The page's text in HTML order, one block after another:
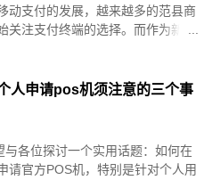
动支付的发展，越来越多的范县商
关注支付终端的选择。而作为新一
解银
人申请pos机须注意的三个事
与各位探讨一个实用话题：如何在
请官方POS机，特别是针对个人用